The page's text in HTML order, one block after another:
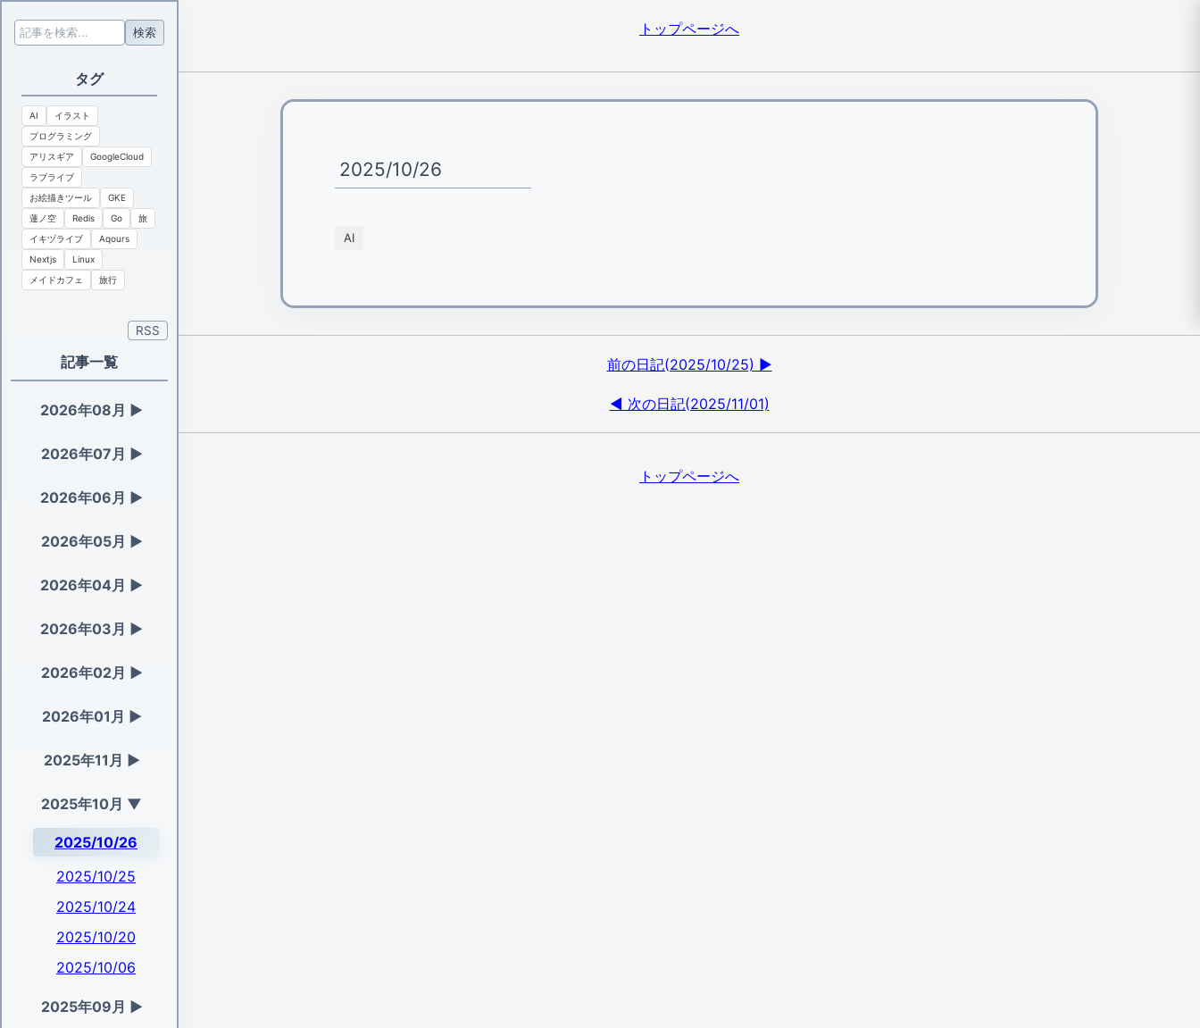
トップページへ
2025/10/26
AI
前の日記(2025/10/25) ▶
◀ 次の日記(2025/11/01)
トップページへ
検索
タグ
AI
イラスト
プログラミング
アリスギア
GoogleCloud
ラブライブ
お絵描きツール
GKE
蓮ノ空
Redis Go
旅
イキヅライブ
Aqours
Nextjs
Linux
メイドカフェ
旅行
RSS
記事一覧
2026年08月 ▶
2026年07月 ▶
2026年06月 ▶
2026年05月 ▶
2026年04月 ▶
2026年03月 ▶
2026年02月 ▶
2026年01月 ▶
2025年11月 ▶
2025年10月 ▼
2025/10/26
2025/10/25
2025/10/24
2025/10/20
2025/10/06
2025年09月 ▶